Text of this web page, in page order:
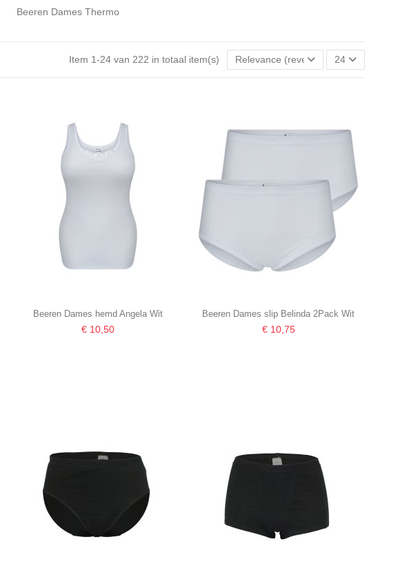
Beeren Dames Thermo
Item 1-24 van 222 in totaal item(s) Relevance (reverse) 24
Beeren Dames hemd Angela Wit
€ 10,50
Beeren Dames slip Belinda 2Pack Wit
€ 10,75